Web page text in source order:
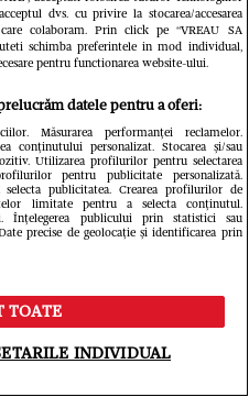
naționalei
a două legende”
de ce a văzut în
dvs. cu privire la stocarea/accesarea
colaboram. Prin click pe “VREAU SA
schimba preferintele in mod individual,
pentru functionarea website-ului.
datele pentru a oferi:
Măsurarea performanței reclamelor.
conținutului personalizat. Stocarea și/sau
Utilizarea profilurilor pentru selectarea
pentru publicitate personalizată.
publicitatea. Crearea profilurilor de
limitate pentru a selecta conținutul.
Înțelegerea publicului prin statistici sau
precise de geolocație și identificarea prin
TOATE
INDIVIDUAL